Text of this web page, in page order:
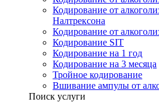
Кодирование от
Налтрексона
Кодирование от
Кодирование SIT
Кодирование на 1 год
Кодирование на 3 месяца
Тройное кодирование
Вшивание ампулы от
Поиск услуги